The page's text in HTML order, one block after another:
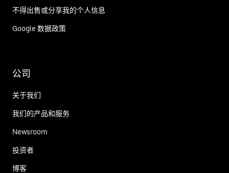
不得出售或分享我的个人信息
Google 数据政策
公司
关于我们
我们的产品和服务
Newsroom
投资者
博客